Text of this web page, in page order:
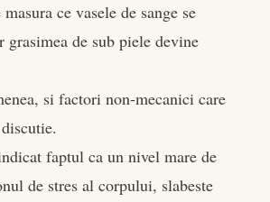
ce vasele de sange se
grasimea de sub piele devine
si factori non-mecanici care
faptul ca un nivel mare de
de stres al corpului, slabeste